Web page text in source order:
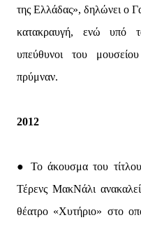
της Ελλάδας», δηλώνει ο
κατακραυγή, ενώ υπό
υπεύθυνοι του
πρύμναν.
2012
● Το άκουσμα του
Τέρενς ΜακΝάλι ανακαλεί
θέατρο «Χυτήριο» στο